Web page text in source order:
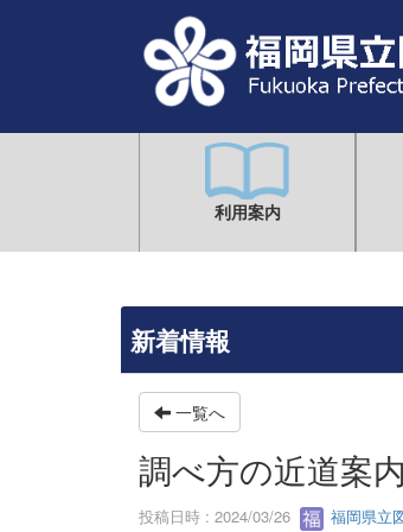
利用案内
新着情報
一覧へ
調べ方の近道案
投稿日時 : 2024/03/26 福岡県立